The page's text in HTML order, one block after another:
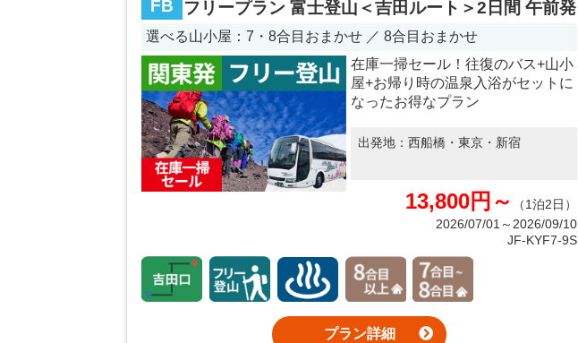
FB フリープラン 富士登山＜吉田ルート＞2日間 午前発
選べる山小屋：7・8合目おまかせ ／ 8合目おまかせ
在庫一掃セール！往復のバス+山小
屋+お帰り時の温泉入浴がセットに
なったお得なプラン
出発地： 西船橋・東京・新宿
13,800円～
（1泊2日）
2026/07/01～2026/09/10
JF-KYF7-9S
プラン詳細